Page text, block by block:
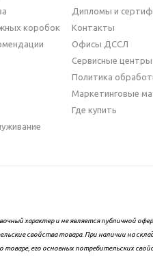
коробок
Дипломы и
Контакты
Офисы ДССЛ
Сервисные центры
Политика
Маркетинговые
Где купить
характер и не является публичной
свойства товара. При наличии на
его основных потребительских